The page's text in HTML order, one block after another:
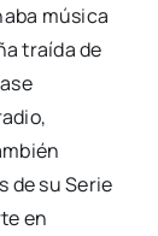
música
traída de
de su Serie
en